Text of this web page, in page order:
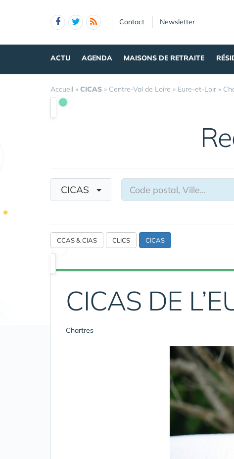
Contact Newsletter
ACTU AGENDA MAISONS DE RETRAITE
Accueil » CICAS » Centre-Val de Loire » Eure-et-Loir »
CICAS
CCAS & CIAS CLICS CICAS
CICAS DE
Chartres